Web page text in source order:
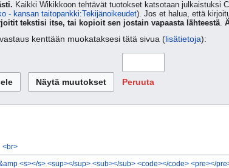
Kaikki Wikikkoon tehtävät tuotokset katsotaan julkaistuksi
- kansan taitopankki:Tekijänoikeudet). Jos et halua, että
tekstisi itse, tai kopioit sen jostain vapaasta lähteestä.
kenttään muokataksesi tätä sivua (lisätietoja):
Peruuta
<br>
<s></s> <sup></sup> <sub></sub> <code></code> <pre></